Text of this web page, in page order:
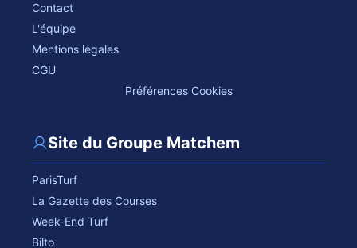
Contact
L'équipe
Mentions légales
CGU
Préférences Cookies
Site du Groupe Matchem
ParisTurf
La Gazette des Courses
Week-End Turf
Bilto